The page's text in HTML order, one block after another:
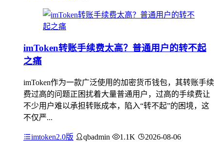
imToken转账手续费太高？普通用户的转不起
之痛
imToken作为一款广泛使用的加密货币钱包，其转账手续
费过高的问题正困扰着大量普通用户，过高的手续费让
不少用户难以承担转账成本，陷入“转不起”的困境，这
不仅严...
imtoken2.0版 qbadmin 1.1K 2026-08-06